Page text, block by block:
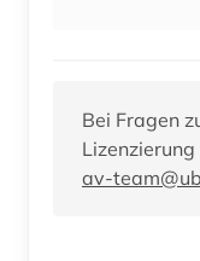
Bei Fragen
av-